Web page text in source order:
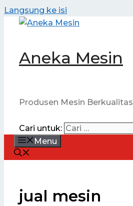
Langsung ke isi
Aneka Mesin
Produsen Mesin Berkualitas
Cari untuk:
Menu
jual mesin